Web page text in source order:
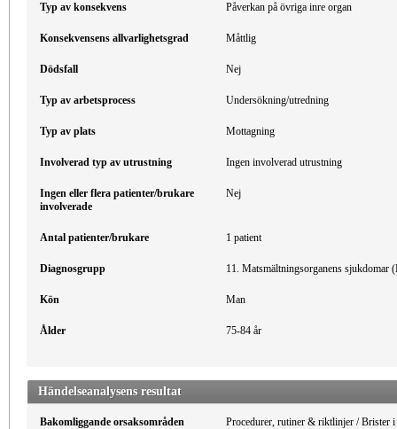
Typ av konsekvens Påverkan på övriga inre organ
Konsekvensens allvarlighetsgrad Måttlig
Dödsfall Nej
Typ av arbetsprocess Undersökning/utredning
Typ av plats Mottagning
Involverad typ av utrustning Ingen involverad utrustning
Ingen eller flera patienter/brukare
involverade
Nej
Antal patienter/brukare 1 patient
Diagnosgrupp 11. Matsmältningsorganens sjukdomar
Kön Man
Ålder 75-84 år
Händelseanalysens resultat
Bakomliggande orsaksområden Procedurer, rutiner & riktlinjer / Brister